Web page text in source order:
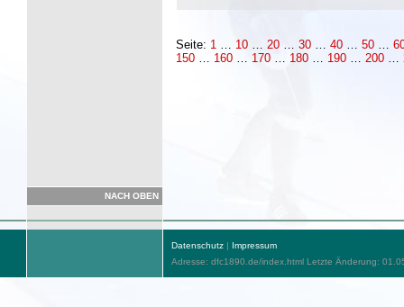
Seite: 1 … 10 … 20 … 30 … 40 … 50 …
150 … 160 … 170 … 180 … 190 … 200 …
NACH OBEN
Datenschutz | Impressum
Adresse: dfc1890.de/index.html Letzte Änderung: